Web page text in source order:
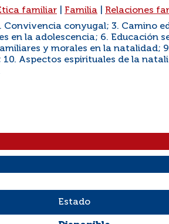
familiar Familia
Relaciones
Convivencia conyugal; 3. Camino
en la adolescencia; 6. Educación
y morales en la natalidad;
Aspectos espirituales de la
Estado